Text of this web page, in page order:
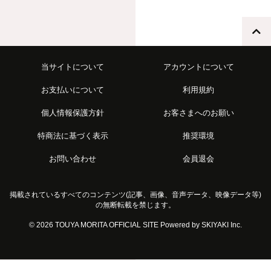
当サイトについて アカウントについて
お支払いについて 利用規約
個人情報保護方針 お客さまへのお願い
特商法に基づく表示 推奨環境
お問い合わせ 会員退会
掲載されているすべてのコンテンツ(記事、画像、音声データ、映像データ等)
の無断転載を禁じます。
© 2026 TOUYA MORITA OFFICIAL SITE Powered by SKIYAKI Inc.